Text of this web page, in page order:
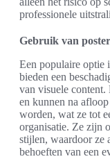
professionele
Gebruik van
Een populaire optie
bieden een
van visuele
en kunnen na
worden, wat ze tot
organisatie. Ze zijn
stijlen, waardoor ze
behoeften van een